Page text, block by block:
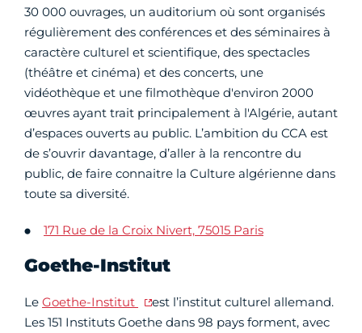
30 000 ouvrages, un auditorium où sont organisés
régulièrement des conférences et des séminaires à
caractère culturel et scientifique, des spectacles
(théâtre et cinéma) et des concerts, une
vidéothèque et une filmothèque d'environ 2000
œuvres ayant trait principalement à l'Algérie, autant
d’espaces ouverts au public. L’ambition du CCA est
de s’ouvrir davantage, d’aller à la rencontre du
public, de faire connaitre la Culture algérienne dans
toute sa diversité.
171 Rue de la Croix Nivert, 75015 Paris
Goethe-Institut
Le Goethe-Institut
est l’institut culturel allemand.
Les 151 Instituts Goethe dans 98 pays forment, avec